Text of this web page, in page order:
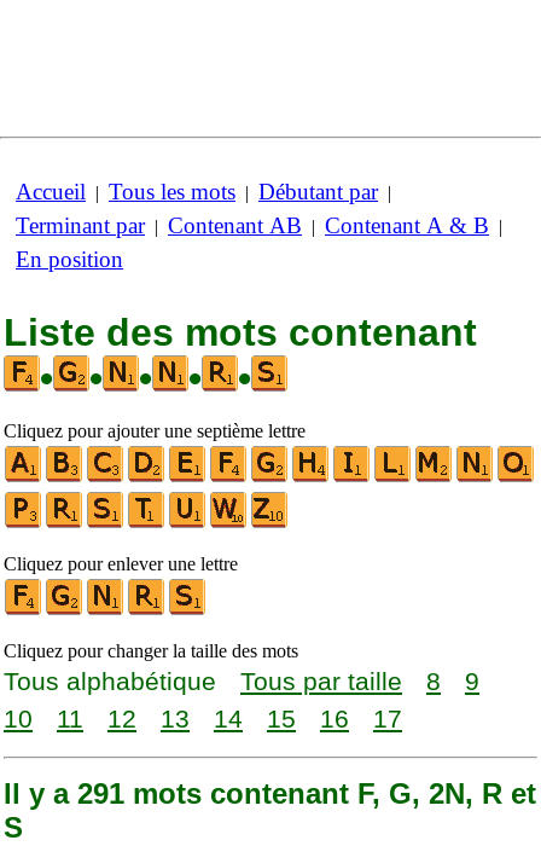
Accueil | Tous les mots | Débutant par|
Terminant par| Contenant AB | Contenant A & B |
En position
Liste des mots contenant
•
• • • •
Cliquez pour ajouter une septième lettre
Cliquez pour enlever une lettre
Cliquez pour changer la taille des mots
Tous alphabétique Tous par taille 8
9
10
11 12 13 14 15 16 17
Il y a 291 mots contenant F, G, 2N, R et
S